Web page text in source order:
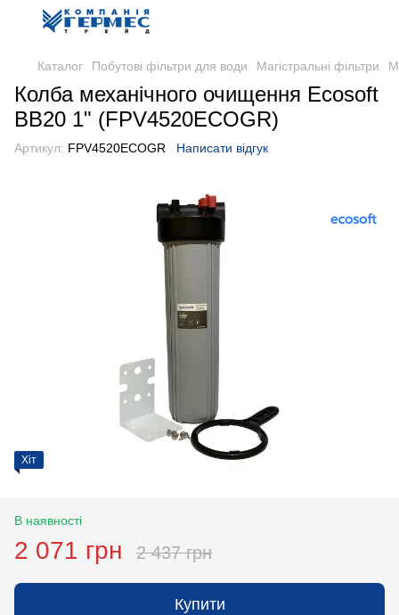
Каталог Побутові фільтри для води Магістральні фільтри
Колба механічного очищення Ecosoft
BB20 1" (FPV4520ECOGR)
Артикул: FPV4520ECOGR Написати відгук
Хіт
В наявності
2 071 грн 2 437 грн
Купити